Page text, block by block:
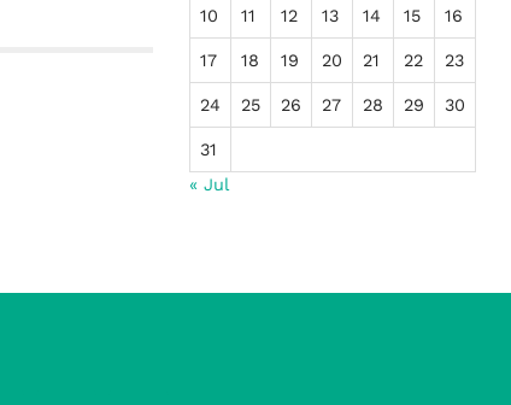
10 11 12 13 14 15 16
17 18 19 20 21 22 23
24 25 26 27 28 29 30
31
« Jul